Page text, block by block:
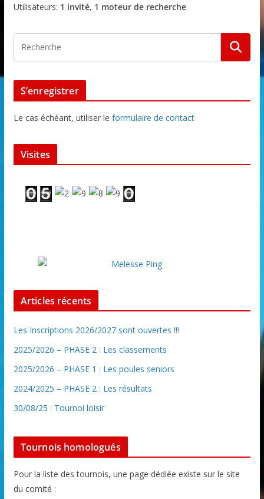
Utilisateurs: 1 invité, 1 moteur de recherche
S’enregistrer
Le cas échéant, utiliser le formulaire de contact
Visites
Articles récents
Les Inscriptions 2026/2027 sont ouvertes !!!
2025/2026 – PHASE 2 : Les classements
2025/2026 – PHASE 1 : Les poules seniors
2024/2025 – PHASE 2 : Les résultats
30/08/25 : Tournoi loisir
Tournois homologués
Pour la liste des tournois, une page dédiée existe sur le site
du comité :